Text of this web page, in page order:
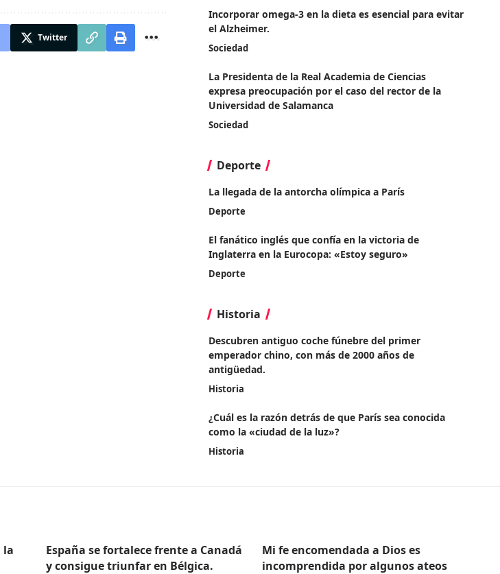
Twitter
Incorporar omega-3 en la dieta es esencial para evitar
el Alzheimer.
Sociedad
La Presidenta de la Real Academia de Ciencias
expresa preocupación por el caso del rector de la
Universidad de Salamanca
Sociedad
Deporte
La llegada de la antorcha olímpica a París
Deporte
El fanático inglés que confía en la victoria de
Inglaterra en la Eurocopa: «Estoy seguro»
Deporte
Historia
Descubren antiguo coche fúnebre del primer
emperador chino, con más de 2000 años de
antigüedad.
Historia
¿Cuál es la razón detrás de que París sea conocida
como la «ciudad de la luz»?
Historia
la
España se fortalece frente a Canadá
y consigue triunfar en Bélgica.
Mi fe encomendada a Dios es
incomprendida por algunos ateos